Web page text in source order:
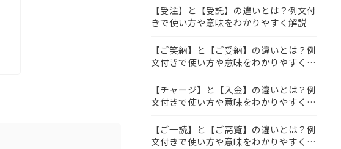
【受注】と【受託】の違いとは？例文付
きで使い方や意味をわかりやすく解説
【ご笑納】と【ご受納】の違いとは？例
文付きで使い方や意味をわかりやすく解
【チャージ】と【入金】の違いとは？例
文付きで使い方や意味をわかりやすく解
【ご一読】と【ご高覧】の違いとは？例
文付きで使い方や意味をわかりやすく解